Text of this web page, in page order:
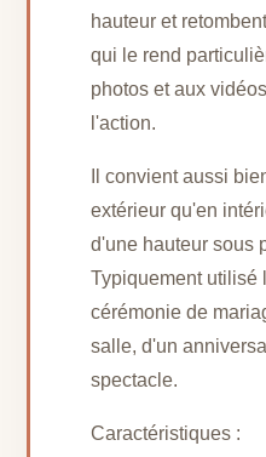
hauteur et
qui le rend
photos et aux
l'action.
Il convient aussi
extérieur qu'en
d'une hauteur sous
Typiquement utilisé
cérémonie de
salle, d'un
spectacle.
Caractéristiques :